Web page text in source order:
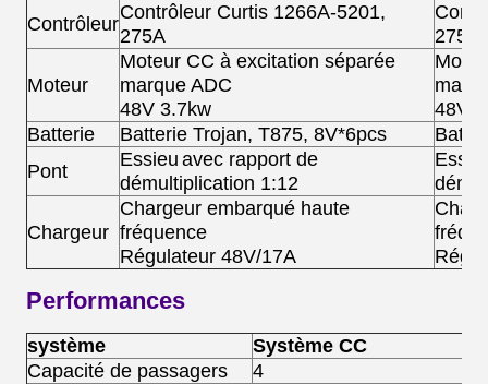
Contrôleur
Contrôleur Curtis 1266A-5201,
275A
275A,
Moteur
Moteur CC à excitation séparée
marque ADC
48V 3.7kw
48V
Batterie
Batterie Trojan, T875, 8V*6pcs
Pont
Essieu avec rapport de
démultiplication 1:12
Chargeur
Chargeur embarqué haute
fréquence
Régulateur 48V/17A
Performances
système
Système CC
Capacité de passagers
4